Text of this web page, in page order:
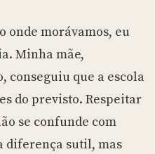
onde morávamos, eu
Minha mãe,
conseguiu que a escola
do previsto. Respeitar
se confunde com
diferença sutil, mas